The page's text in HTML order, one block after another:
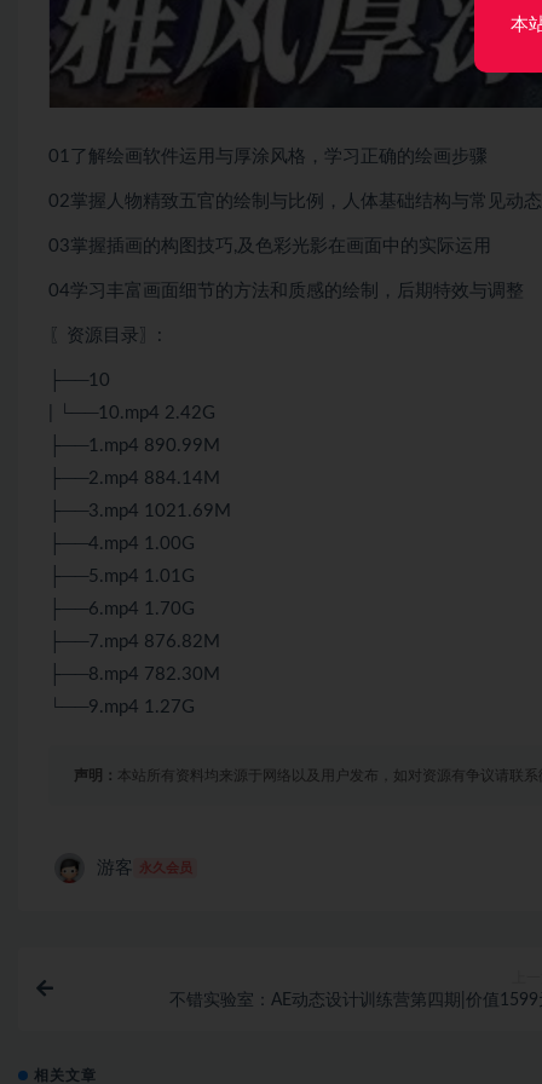
01了解绘画软件运用与厚涂风格，学习正确的绘画步骤
02掌握人物精致五官的绘制与比例，人体基础结构与常见动态
03掌握插画的构图技巧,及色彩光影在画面中的实际运用
04学习丰富画面细节的方法和质感的绘制，后期特效与调整
〖资源目录〗:
├──10
| └──10.mp4 2.42G
├──1.mp4 890.99M
├──2.mp4 884.14M
├──3.mp4 1021.69M
├──4.mp4 1.00G
├──5.mp4 1.01G
├──6.mp4 1.70G
├──7.mp4 876.82M
├──8.mp4 782.30M
└──9.mp4 1.27G
声明： 本站所有资料均来源于网络以及用户发布，如对资源有争议请联
游客 永久会员
不错实验室：AE动态设计训练营第四期|价值1599
相关文章
本